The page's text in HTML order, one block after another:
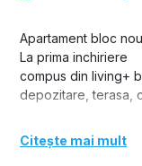
Apartament bloc
La prima inchiriere
compus din living+
depozitare, terasa,
Citește mai mult